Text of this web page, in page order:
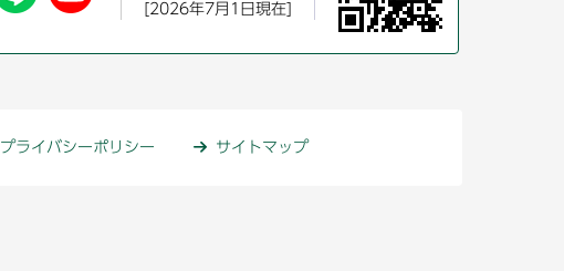
[2026年7月1日現在]
プライバシーポリシー サイトマップ